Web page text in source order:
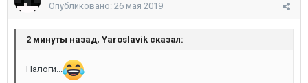
Опубликовано: 26 мая 2019
2 минуты назад, Yaroslavik сказал:
Налоги...